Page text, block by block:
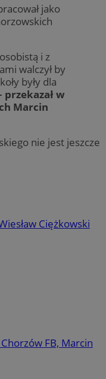
jako
i z
walczył by
były dla
przekazał w
Marcin
nie jest jeszcze
Ciężkowski
FB, Marcin